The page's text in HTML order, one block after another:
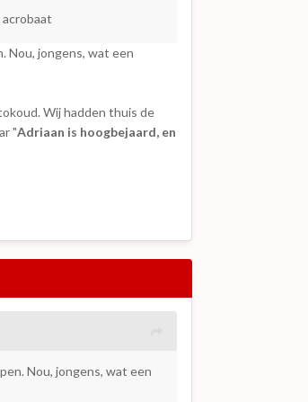
Nou, jongens, wat een
Wij hadden thuis de
"Adriaan is hoogbejaard, en
Nou, jongens, wat een